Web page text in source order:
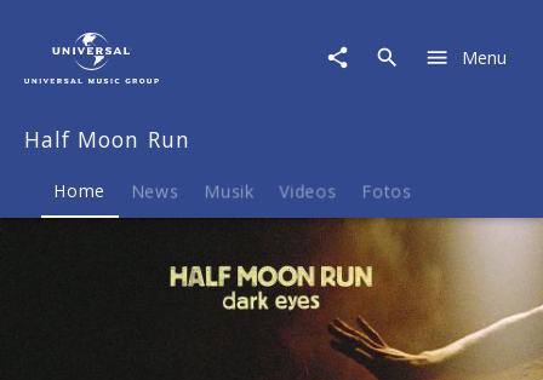
Menu
Half Moon Run
Home News Musik Videos Fotos